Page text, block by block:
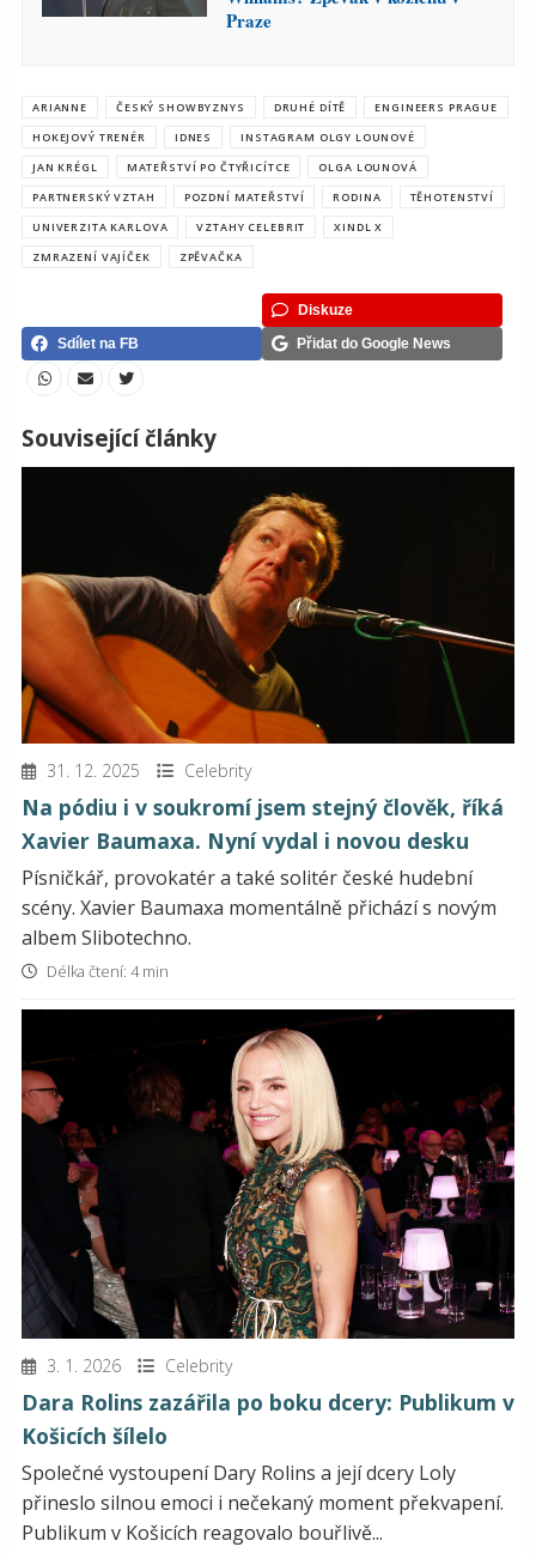
Praze
ARIANNE ČESKÝ SHOWBYZNYS DRUHÉ DÍTĚ
ENGINEERS PRAGUE
HOKEJOVÝ TRENÉR
IDNES
INSTAGRAM OLGY LOUNOVÉ
JAN KRÉGL
MATEŘSTVÍ PO ČTYŘICÍTCE
OLGA LOUNOVÁ
PARTNERSKÝ VZTAH
POZDNÍ MATEŘSTVÍ RODINA
TĚHOTENSTVÍ
UNIVERZITA KARLOVA
VZTAHY CELEBRIT
XINDL X
ZMRAZENÍ VAJÍČEK
ZPĚVAČKA
Diskuze
Sdílet na FB
Přidat do Google News
Související články
31. 12. 2025 Celebrity
Na pódiu i v soukromí jsem stejný člověk, říká
Xavier Baumaxa. Nyní vydal i novou desku
Písničkář, provokatér a také solitér české hudební
scény. Xavier Baumaxa momentálně přichází s novým
albem Slibotechno.
Délka čtení: 4 min
3. 1. 2026 Celebrity
Dara Rolins zazářila po boku dcery: Publikum v
Košicích šílelo
Společné vystoupení Dary Rolins a její dcery Loly
přineslo silnou emoci i nečekaný moment překvapení.
Publikum v Košicích reagovalo bouřlivě...